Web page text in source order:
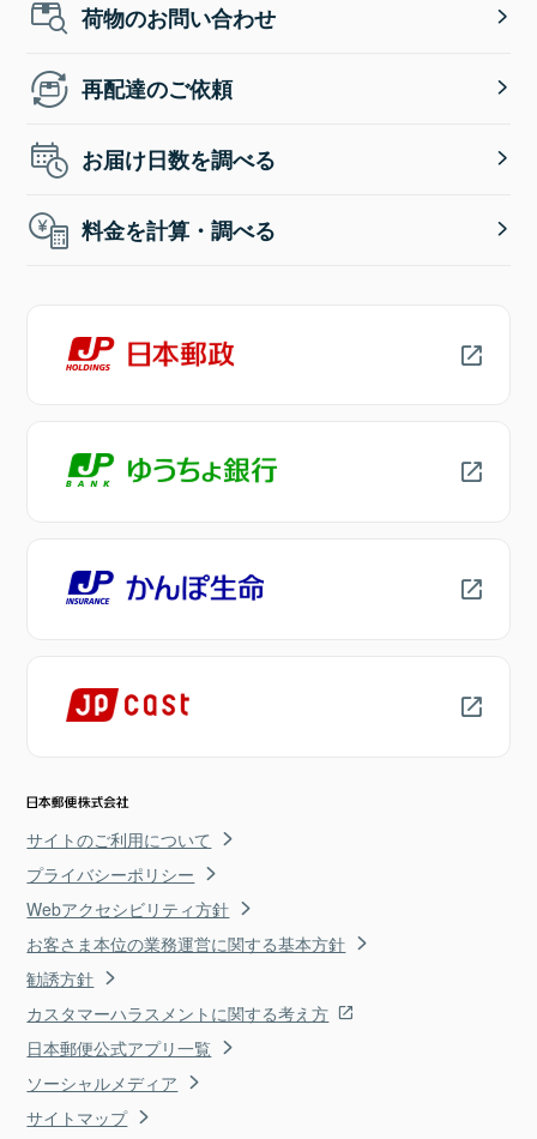
荷物のお問い合わせ
再配達のご依頼
お届け日数を調べる
料金を計算・調べる
サイトのご利用について
プライバシーポリシー
Webアクセシビリティ方針
お客さま本位の業務運営に関する基本方針
勧誘方針
カスタマーハラスメントに関する考え方
日本郵便公式アプリ一覧
ソーシャルメディア
サイトマップ